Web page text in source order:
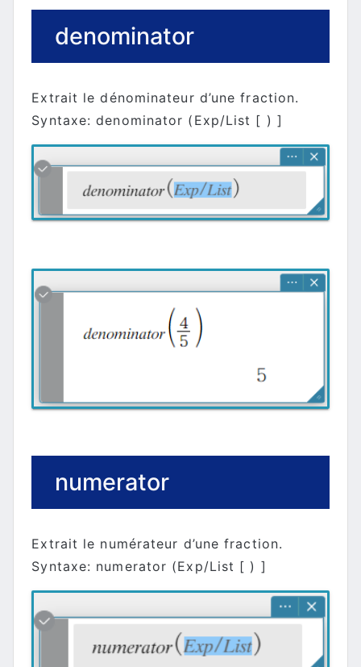
denominator
Extrait le dénominateur d’une fraction.
Syntaxe: denominator (Exp/List [ ) ]
numerator
Extrait le numérateur d’une fraction.
Syntaxe: numerator (Exp/List [ ) ]